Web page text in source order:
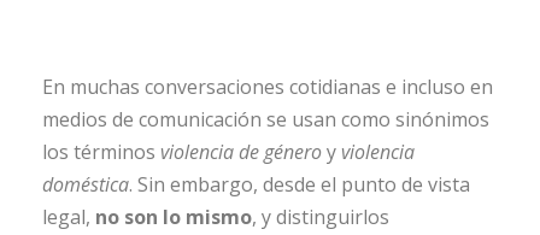
En muchas conversaciones cotidianas e incluso en
medios de comunicación se usan como sinónimos
los términos violencia de géneroyviolencia
doméstica. Sin embargo, desde el punto de vista
legal, no son lo mismo, y distinguirlos